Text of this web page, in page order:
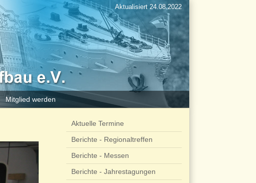
Mitglied werden
Aktualisiert 24.08.2022
Aktuelle Termine
Berichte - Regionaltreffen
Berichte - Messen
Berichte - Jahrestagungen